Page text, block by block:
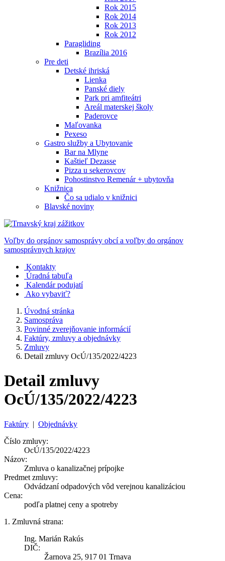
Rok 2015
Rok 2014
Rok 2013
Rok 2012
Paragliding
Brazília 2016
Pre deti
Detské ihriská
Lienka
Panské diely
Park pri amfiteátri
Areál materskej školy
Paderovce
Maľovanka
Pexeso
Gastro služby a Ubytovanie
Bar na Mlyne
Kaštieľ Dezasse
Pizza u sekerovcov
Pohostinstvo Remenár + ubytovňa
Knižnica
Čo sa udialo v knižnici
Blavské noviny
Voľby do orgánov samosprávy obcí a voľby do orgánov
samosprávnych krajov
Kontakty
Úradná tabuľa
Kalendár podujatí
Ako vybaviť?
Úvodná stránka
Samospráva
Povinné zverejňovanie informácií
Faktúry, zmluvy a objednávky
Zmluvy
Detail zmluvy OcÚ/135/2022/4223
Detail zmluvy
OcÚ/135/2022/4223
Faktúry | Objednávky
Číslo zmluvy:
OcÚ/135/2022/4223
Názov:
Zmluva o kanalizačnej prípojke
Predmet zmluvy:
Odvádzaní odpadových vôd verejnou kanalizáciou
Cena:
podľa platnej ceny a spotreby
1. Zmluvná strana:
Ing. Marián Rakús
DIČ:
Žarnova 25, 917 01 Trnava